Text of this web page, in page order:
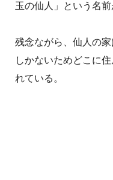
玉の仙人」という名前
残念ながら、仙人の家
しかないためどこに
れている。